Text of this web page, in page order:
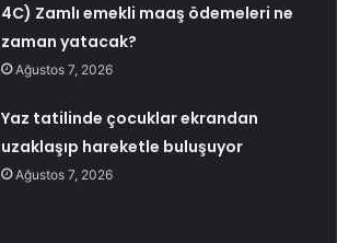
4C) Zamlı emekli maaş ödemeleri ne
zaman yatacak?
Ağustos 7, 2026
Yaz tatilinde çocuklar ekrandan
uzaklaşıp hareketle buluşuyor
Ağustos 7, 2026